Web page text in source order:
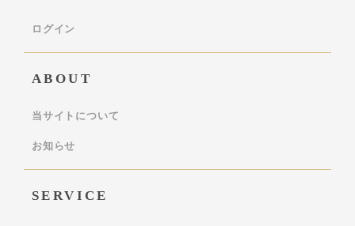
ログイン
ABOUT
当サイトについて
お知らせ
SERVICE